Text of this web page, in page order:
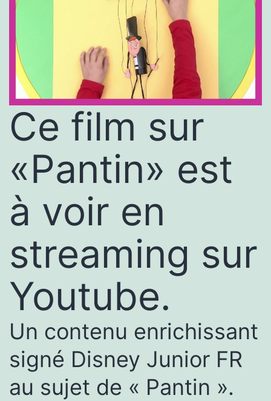
Ce film sur
«Pantin» est
à voir en
streaming sur
Youtube.
Un contenu enrichissant
signé Disney Junior FR
au sujet de « Pantin ».